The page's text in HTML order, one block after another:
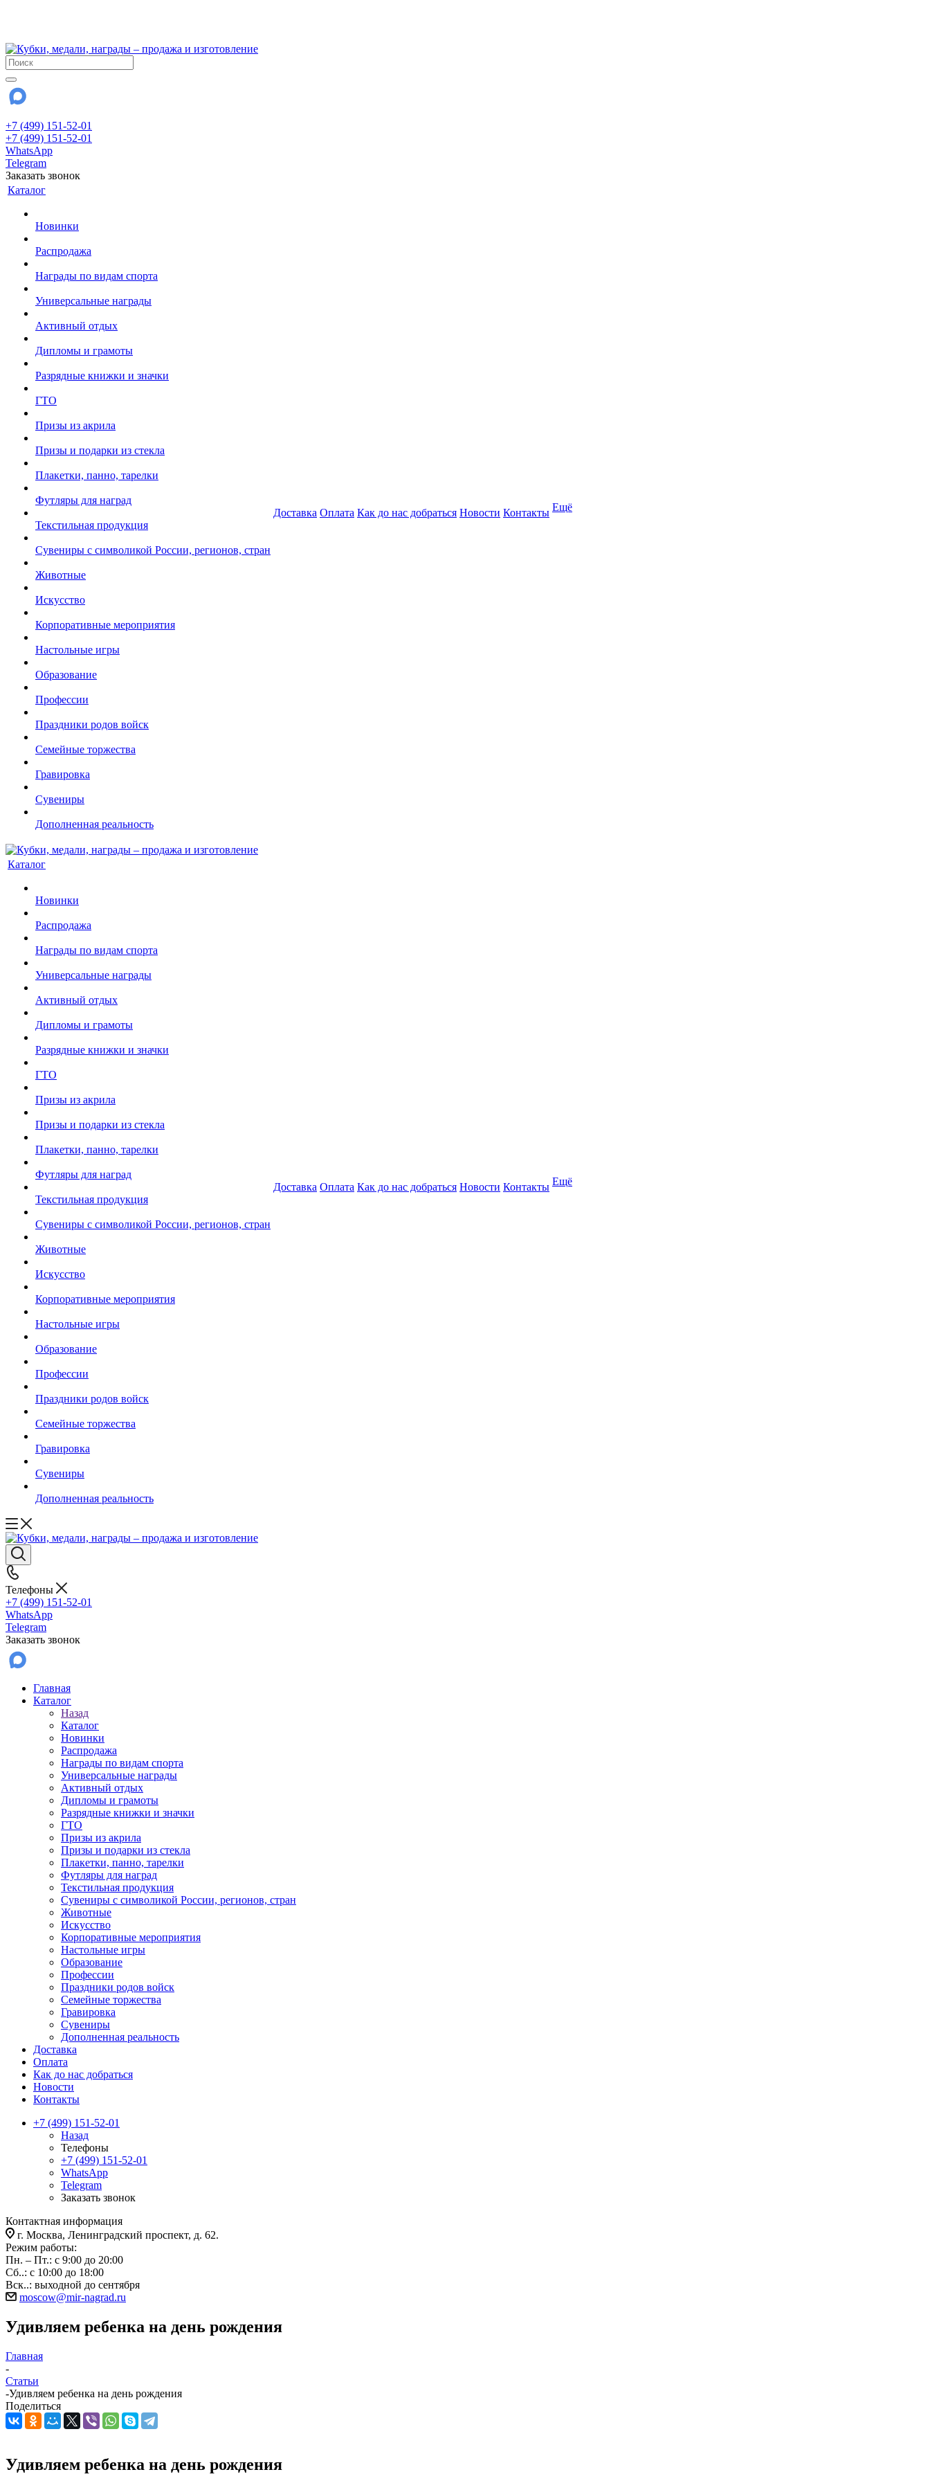
+7 (499) 151-52-01
+7 (499) 151-52-01
WhatsApp
Telegram
Заказать звонок
Каталог
Новинки
Распродажа
Награды по видам спорта
Универсальные награды
Активный отдых
Дипломы и грамоты
Разрядные книжки и значки
ГТО
Призы из акрила
Призы и подарки из стекла
Плакетки, панно, тарелки
Футляры для наград
Текстильная продукция
Сувениры с символикой России, регионов, стран
Животные
Искусство
Корпоративные мероприятия
Настольные игры
Образование
Профессии
Праздники родов войск
Семейные торжества
Гравировка
Сувениры
Дополненная реальность
Доставка Оплата Как до нас добраться Новости Контакты Ещё
Каталог
Новинки
Распродажа
Награды по видам спорта
Универсальные награды
Активный отдых
Дипломы и грамоты
Разрядные книжки и значки
ГТО
Призы из акрила
Призы и подарки из стекла
Плакетки, панно, тарелки
Футляры для наград
Текстильная продукция
Сувениры с символикой России, регионов, стран
Животные
Искусство
Корпоративные мероприятия
Настольные игры
Образование
Профессии
Праздники родов войск
Семейные торжества
Гравировка
Сувениры
Дополненная реальность
Доставка Оплата Как до нас добраться Новости Контакты Ещё
Телефоны
+7 (499) 151-52-01
WhatsApp
Telegram
Заказать звонок
Главная
Каталог
Назад
Каталог
Новинки
Распродажа
Награды по видам спорта
Универсальные награды
Активный отдых
Дипломы и грамоты
Разрядные книжки и значки
ГТО
Призы из акрила
Призы и подарки из стекла
Плакетки, панно, тарелки
Футляры для наград
Текстильная продукция
Сувениры с символикой России, регионов, стран
Животные
Искусство
Корпоративные мероприятия
Настольные игры
Образование
Профессии
Праздники родов войск
Семейные торжества
Гравировка
Сувениры
Дополненная реальность
Доставка
Оплата
Как до нас добраться
Новости
Контакты
+7 (499) 151-52-01
Назад
Телефоны
+7 (499) 151-52-01
WhatsApp
Telegram
Заказать звонок
Контактная информация
г. Москва, Ленинградский проспект, д. 62.
Режим работы:
Пн. – Пт.: с 9:00 до 20:00
Сб..: с 10:00 до 18:00
Вск..: выходной до сентября
moscow@mir-nagrad.ru
Удивляем ребенка на день рождения
Главная
-
Статьи
-Удивляем ребенка на день рождения
Поделиться
Удивляем ребенка на день рождения